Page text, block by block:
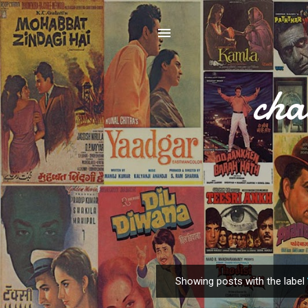
o
Showing posts with the label